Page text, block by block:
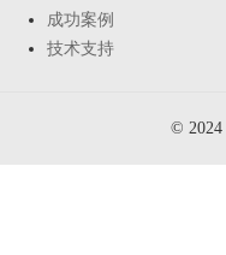
成功案例
技术支持
©